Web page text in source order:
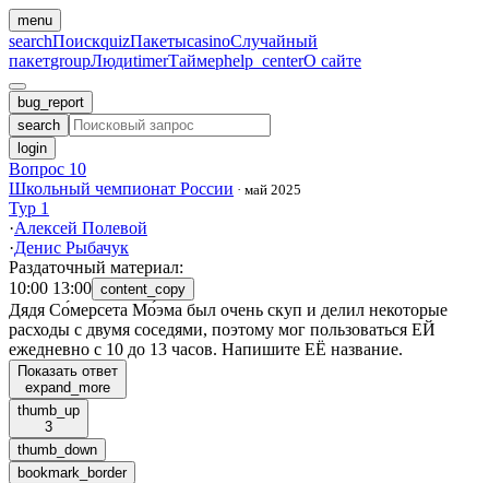
menu
searchПоискquizПакетыcasinoСлучайный
пакетgroupЛюдиtimerТаймерhelp_centerО сайте
bug_report
search
login
Вопрос 10
Школьный чемпионат России · май 2025
Тур 1
·Алексей Полевой
·Денис Рыбачук
Раздаточный материал:
10:00 13:00 content_copy
Дядя Со́мерсета Мо́эма был очень скуп и делил некоторые
расходы с двумя соседями, поэтому мог пользоваться ЕЙ
ежедневно с 10 до 13 часов. Напишите ЕЁ название.
Показать ответ
expand_more
thumb_up
3
thumb_down
bookmark_border